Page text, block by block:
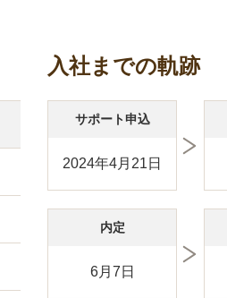
入社までの軌跡
サポート申込
2024年4月21日
内定
6月7日